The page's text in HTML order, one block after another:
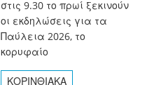
στις 9.30 το πρωί ξεκινούν
οι εκδηλώσεις για τα
Παύλεια 2026, το
κορυφαίο
ΚΟΡΙΝΘΙΑΚΑ